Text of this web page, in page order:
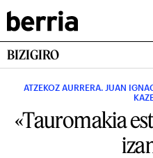
BIZIGIRO
ATZEKOZ AURRERA. JUAN
«Tauromakia